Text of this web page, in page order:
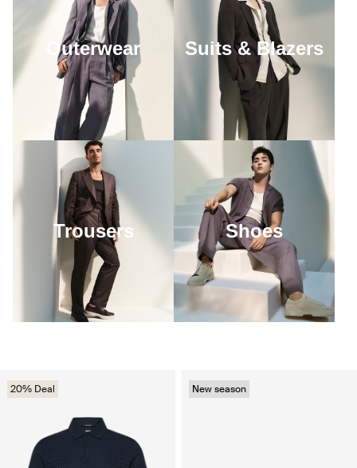
20% Deal New season
Outerwear Suits & Blazers
Trousers Shoes